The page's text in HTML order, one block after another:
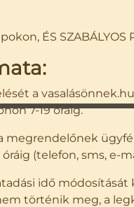
ÉS SZABÁLYOS
a vasalásönnek.hu
7-19 óráig.
(telefon, sms, e-
idő módosítását
történik meg, a